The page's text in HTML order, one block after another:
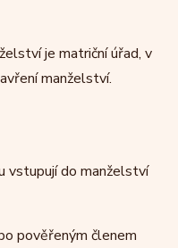
je matriční úřad, v
manželství.
vstupují do manželství
pověřeným členem